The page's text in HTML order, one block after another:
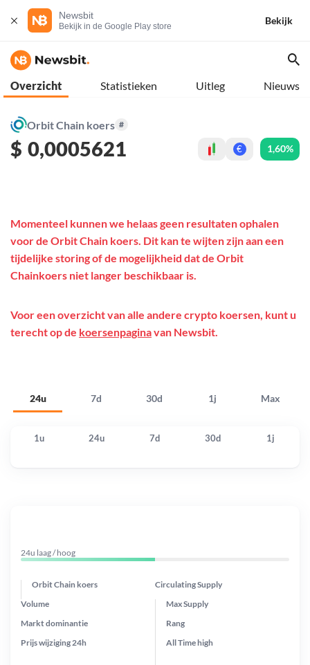
Newsbit
Bekijk in de Google Play store
Bekijk
Overzicht Statistieken Uitleg Nieuws
Orbit Chain koers #
$ 0,0005621 € 1,60%
24u 7d 30d 1j Max
Momenteel kunnen we helaas geen resultaten ophalen
voor de Orbit Chain koers. Dit kan te wijten zijn aan een
tijdelijke storing of de mogelijkheid dat de Orbit
Chainkoers niet langer beschikbaar is.
Voor een overzicht van alle andere crypto koersen, kunt u
terecht op de koersenpaginavan Newsbit.
1u 24u 7d 30d 1j
24u laag / hoog
Orbit Chain koers Circulating Supply
Prijs wijziging 24h
Max Supply
Markt dominantie
Volume
Rang
All Timehigh